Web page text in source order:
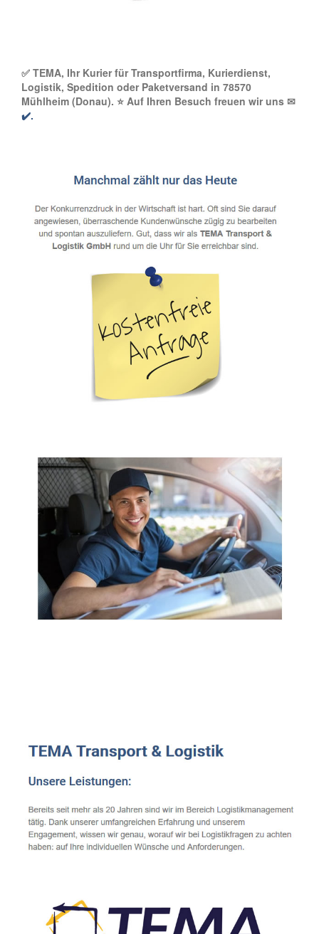
✅ TEMA, Ihr Kurier für Transportfirma, Kurierdienst,
Logistik, Spedition oder Paketversand in 78570
Mühlheim (Donau). ⭐ Auf Ihren Besuch freuen wir uns ✉
✔️.